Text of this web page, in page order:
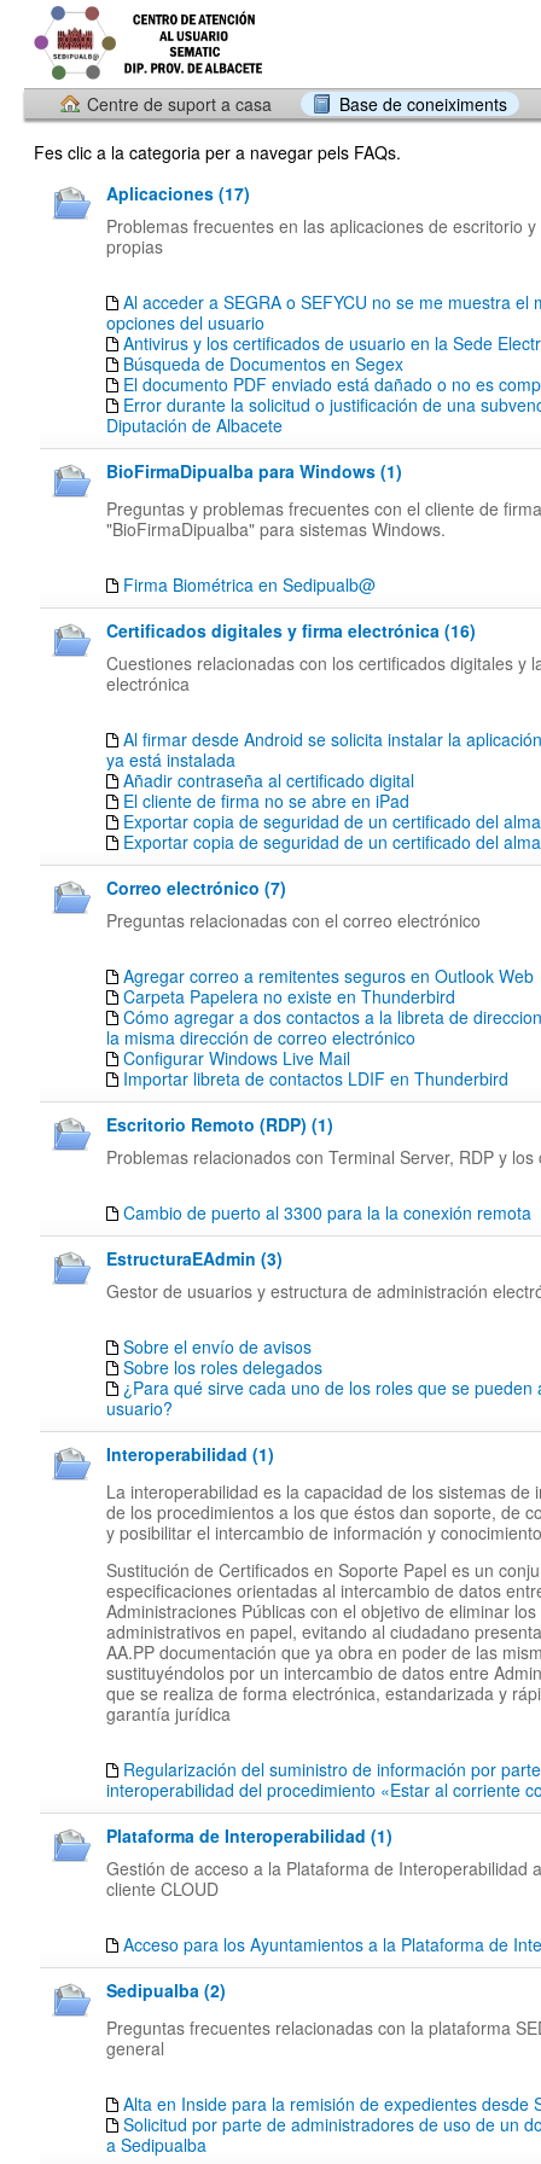
Centre de suport a casa
Base de coneiximents
Fes clic a la categoria per a navegar pels FAQs.
Aplicaciones (17)
Problemas frecuentes en las aplicaciones de escritorio
propias
Al acceder a SEGRA o SEFYCU no se me muestra el
opciones del usuario
Antivirus y los certificados de usuario en la Sede
Búsqueda de Documentos en Segex
El documento PDF enviado está dañado o no es
Error durante la solicitud o justificación de una
Diputación de Albacete
BioFirmaDipualba para Windows (1)
Preguntas y problemas frecuentes con el cliente de firma
"BioFirmaDipualba" para sistemas Windows.
Firma Biométrica en Sedipualb@
Certificados digitales y firma electrónica (16)
Cuestiones relacionadas con los certificados digitales y
electrónica
Al firmar desde Android se solicita instalar la
ya está instalada
Añadir contraseña al certificado digital
El cliente de firma no se abre en iPad
Exportar copia de seguridad de un certificado del
Exportar copia de seguridad de un certificado del
Correo electrónico (7)
Preguntas relacionadas con el correo electrónico
Agregar correo a remitentes seguros en Outlook Web
Carpeta Papelera no existe en Thunderbird
Cómo agregar a dos contactos a la libreta de
la misma dirección de correo electrónico
Configurar Windows Live Mail
Importar libreta de contactos LDIF en Thunderbird
Escritorio Remoto (RDP) (1)
Problemas relacionados con Terminal Server, RDP y los
Cambio de puerto al 3300 para la la conexión remota
EstructuraEAdmin (3)
Gestor de usuarios y estructura de administración
Sobre el envío de avisos
Sobre los roles delegados
¿Para qué sirve cada uno de los roles que se pueden
usuario?
Interoperabilidad (1)
La interoperabilidad es la capacidad de los sistemas de
de los procedimientos a los que éstos dan soporte, de
y posibilitar el intercambio de información y
Sustitución de Certificados en Soporte Papel es un
especificaciones orientadas al intercambio de datos
Administraciones Públicas con el objetivo de eliminar
administrativos en papel, evitando al ciudadano
AA.PP documentación que ya obra en poder de las
sustituyéndolos por un intercambio de datos entre
que se realiza de forma electrónica, estandarizada y
garantía jurídica
Regularización del suministro de información por
interoperabilidad del procedimiento «Estar al corriente
Plataforma de Interoperabilidad (1)
Gestión de acceso a la Plataforma de Interoperabilidad
cliente CLOUD
Acceso para los Ayuntamientos a la Plataforma de
Sedipualba (2)
Preguntas frecuentes relacionadas con la plataforma
general
Alta en Inside para la remisión de expedientes desde
Solicitud por parte de administradores de uso de un
a Sedipualba